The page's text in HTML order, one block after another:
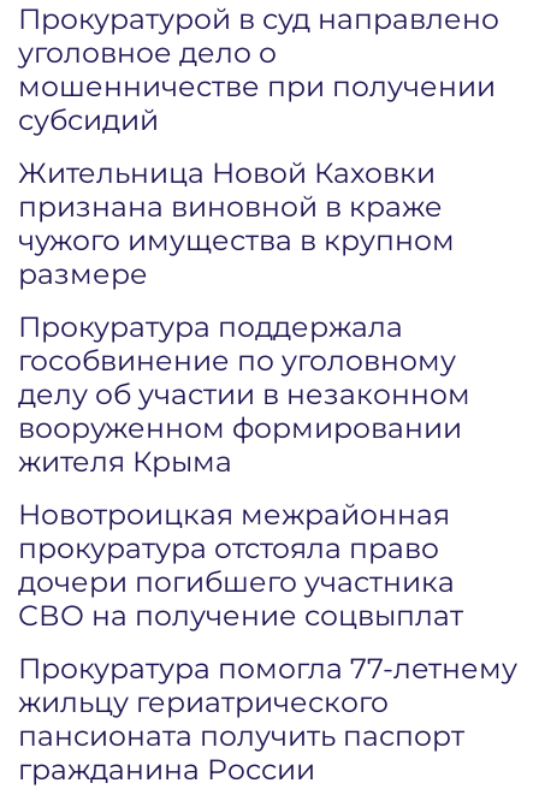
Прокуратурой в суд направлено
уголовное дело о
мошенничестве при получении
субсидий
Жительница Новой Каховки
признана виновной в краже
чужого имущества в крупном
размере
Прокуратура поддержала
гособвинение по уголовному
делу об участии в незаконном
вооруженном формировании
жителя Крыма
Новотроицкая межрайонная
прокуратура отстояла право
дочери погибшего участника
СВО на получение соцвыплат
Прокуратура помогла 77-летнему
жильцу гериатрического
пансионата получить паспорт
гражданина России